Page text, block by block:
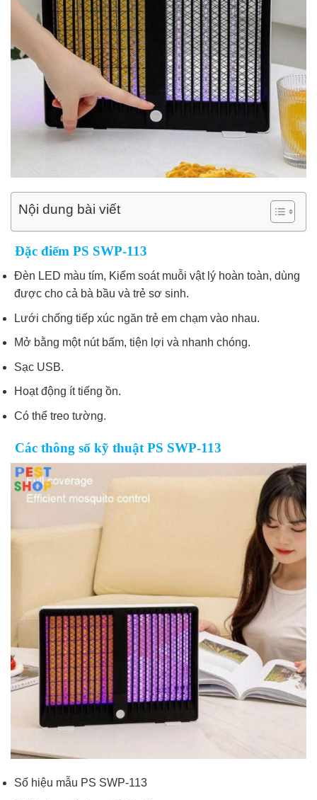
Nội dung bài viết
Đặc điểm PS SWP-113
Đèn LED màu tím, Kiểm soát muỗi vật lý hoàn toàn, dùng
được cho cả bà bầu và trẻ sơ sinh.
Lưới chống tiếp xúc ngăn trẻ em chạm vào nhau.
Mở bằng một nút bấm, tiện lợi và nhanh chóng.
Sạc USB.
Hoạt động ít tiếng ồn.
Có thể treo tường.
Các thông số kỹ thuật PS SWP-113
Số hiệu mẫu PS SWP-113